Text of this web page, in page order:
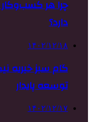
چرا هر
دارد؟
۱۴۰۲/۱۲/۱۸
گام سبز خیریه
توسعه پایدار
۱۴۰۲/۱۲/۱۷